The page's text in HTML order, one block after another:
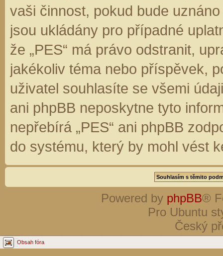
vaši činnost, pokud bude
jsou ukládány pro případné
že „PES“ má právo odstranit,
jakékoliv téma nebo příspěvek,
uživatel souhlasíte se všemi
ani phpBB neposkytne tyto
nepřebírá „PES“ ani phpBB
do systému, který by mohl vést
Powered by phpBB®
Pro Ubuntu
Český
Obsah fóra